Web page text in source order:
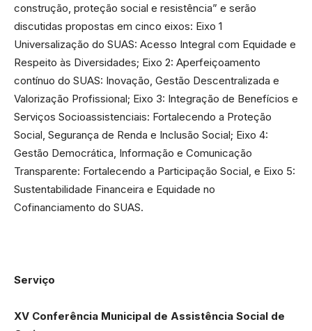
construção, proteção social e resistência” e serão
discutidas propostas em cinco eixos: Eixo 1
Universalização do SUAS: Acesso Integral com Equidade e
Respeito às Diversidades; Eixo 2: Aperfeiçoamento
contínuo do SUAS: Inovação, Gestão Descentralizada e
Valorização Profissional; Eixo 3: Integração de Benefícios e
Serviços Socioassistenciais: Fortalecendo a Proteção
Social, Segurança de Renda e Inclusão Social; Eixo 4:
Gestão Democrática, Informação e Comunicação
Transparente: Fortalecendo a Participação Social, e Eixo 5:
Sustentabilidade Financeira e Equidade no
Cofinanciamento do SUAS.
Serviço
XV Conferência Municipal de Assistência Social de